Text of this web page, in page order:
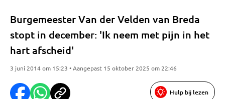
Burgemeester Van der Velden van Breda
stopt in december: 'Ik neem met pijn in het
hart afscheid'
3 juni 2014 om 15:23 • Aangepast 15 oktober 2025 om 22:46
Hulp bij lezen